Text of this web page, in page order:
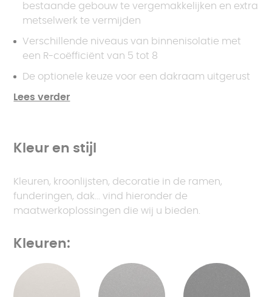
bestaande gebouw te vergemakkelijken en extra
metselwerk te vermijden
Verschillende niveaus van binnenisolatie met
een R-coëfficiënt van 5 tot 8
De optionele keuze voor een dakraam uitgerust
met Sageglass®, de variabel getinte dubbele
Interieurprofielen van het type „IPN” die stijl
geven aan het interieur van uw aanbouw.
Lees verder
Kleur en stijl
Kleuren, kroonlijsten, decoratie in de ramen,
funderingen, dak... vind hieronder de
maatwerkoplossingen die wij u bieden.
Kleuren: